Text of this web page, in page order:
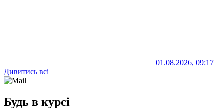
01.08.2026, 09:17
Дивитись всі
Будь в курсі